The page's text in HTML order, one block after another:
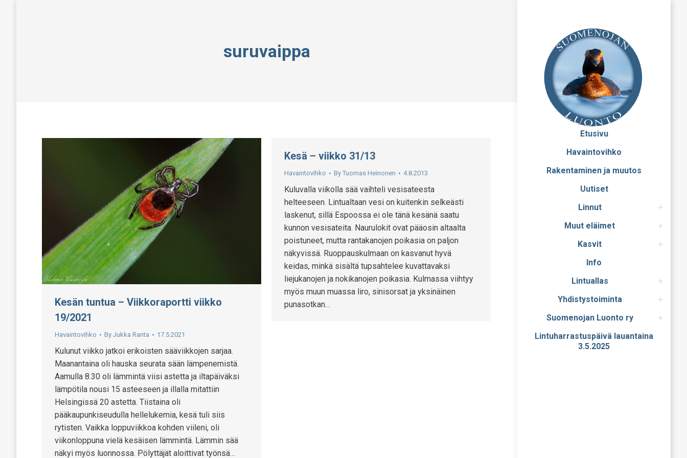
Etusivu
Havaintovihko
Rakentaminen ja muutos
Uutiset
Linnut
Muut eläimet
Kasvit
Info
Lintuallas
Yhdistystoiminta
Suomenojan Luonto ry
Lintuharrastuspäivä lauantaina
3.5.2025
suruvaippa
Kesän tuntua – Viikkoraportti viikko
19/2021
Havaintovihko By Jukka Ranta 17.5.2021
Kulunut viikko jatkoi erikoisten sääviikkojen sarjaa.
Maanantaina oli hauska seurata sään lämpenemistä.
Aamulla 8.30 oli lämmintä viisi astetta ja iltapäiväksi
lämpötila nousi 15 asteeseen ja illalla mitattiin
Helsingissä 20 astetta. Tiistaina oli
pääkaupunkiseudulla hellelukemia, kesä tuli siis
rytisten. Vaikka loppuviikkoa kohden viileni, oli
viikonloppuna vielä kesäisen lämmintä. Lämmin sää
näkyi myös luonnossa. Pölyttäjät aloittivat työnsä…
Kesä – viikko 31/13
Havaintovihko By Tuomas Heinonen 4.8.2013
Kuluvalla viikolla sää vaihteli vesisateesta
helteeseen. Lintualtaan vesi on kuitenkin selkeästi
laskenut, sillä Espoossa ei ole tänä kesänä saatu
kunnon vesisateita. Naurulokit ovat pääosin altaalta
poistuneet, mutta rantakanojen poikasia on paljon
näkyvissä. Ruoppauskulmaan on kasvanut hyvä
keidas, minkä sisältä tupsahtelee kuvattavaksi
liejukanojen ja nokikanojen poikasia. Kulmassa viihtyy
myös muun muassa liro, sinisorsat ja yksinäinen
punasotkan…